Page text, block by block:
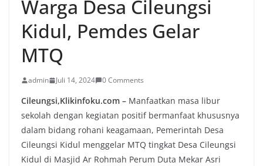
Warga Desa Cileungsi
Kidul, Pemdes Gelar
MTQ
admin Juli 14, 2024 0 Comments
Cileungsi,Klikinfoku.com – Manfaatkan masa libur
sekolah dengan kegiatan positif bermanfaat khususnya
dalam bidang rohani keagamaan, Pemerintah Desa
Cileungsi Kidul menggelar MTQ tingkat Desa Cileungsi
Kidul di Masjid Ar Rohmah Perum Duta Mekar Asri